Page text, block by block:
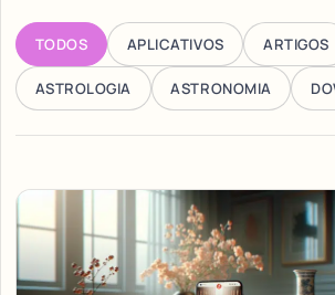
TODOS APLICATIVOS ARTIGOS
ASTROLOGIA ASTRONOMIA
Articles